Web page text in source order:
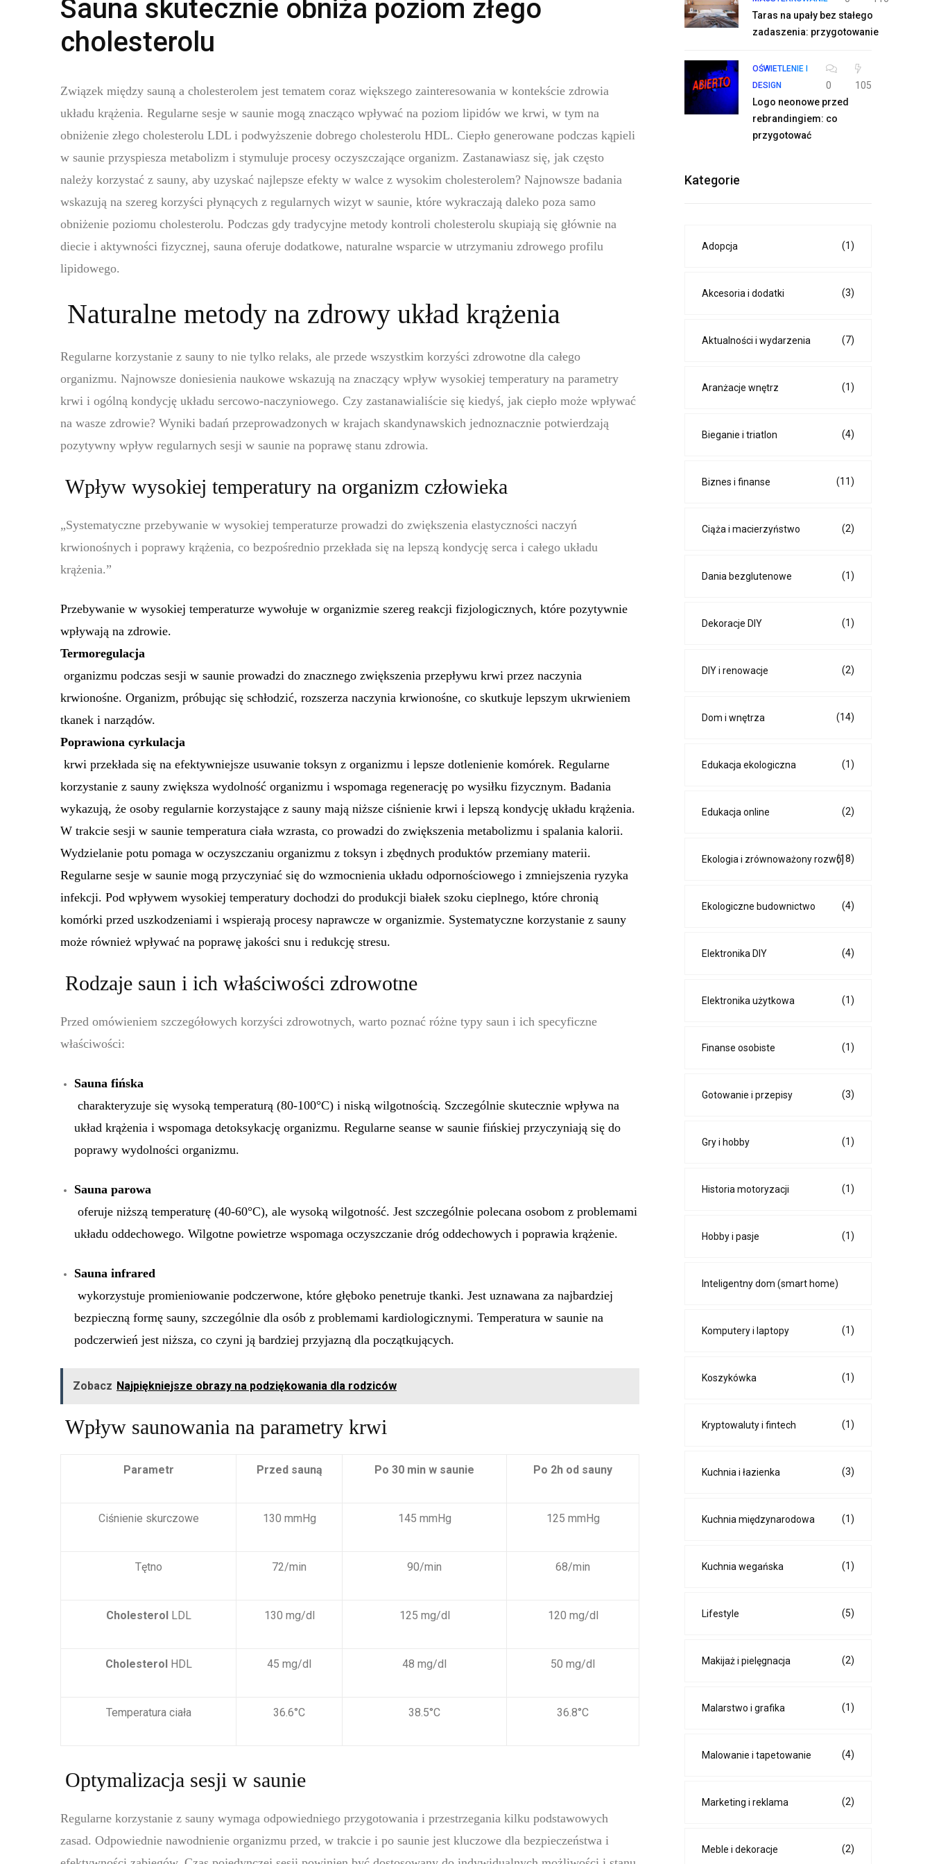
Sauna skutecznie obniża poziom złego
cholesterolu
Związek między sauną a cholesterolem jest tematem coraz większego zainteresowania w kontekście zdrowia
układu krążenia. Regularne sesje w saunie mogą znacząco wpływać na poziom lipidów we krwi, w tym na
obniżenie złego cholesterolu LDL i podwyższenie dobrego cholesterolu HDL. Ciepło generowane podczas kąpieli
w saunie przyspiesza metabolizm i stymuluje procesy oczyszczające organizm. Zastanawiasz się, jak często
należy korzystać z sauny, aby uzyskać najlepsze efekty w walce z wysokim cholesterolem? Najnowsze badania
wskazują na szereg korzyści płynących z regularnych wizyt w saunie, które wykraczają daleko poza samo
obniżenie poziomu cholesterolu. Podczas gdy tradycyjne metody kontroli cholesterolu skupiają się głównie na
diecie i aktywności fizycznej, sauna oferuje dodatkowe, naturalne wsparcie w utrzymaniu zdrowego profilu
lipidowego.
Naturalne metody na zdrowy układ krążenia
Regularne korzystanie z sauny to nie tylko relaks, ale przede wszystkim korzyści zdrowotne dla całego
organizmu. Najnowsze doniesienia naukowe wskazują na znaczący wpływ wysokiej temperatury na parametry
krwi i ogólną kondycję układu sercowo-naczyniowego. Czy zastanawialiście się kiedyś, jak ciepło może wpływać
na wasze zdrowie? Wyniki badań przeprowadzonych w krajach skandynawskich jednoznacznie potwierdzają
pozytywny wpływ regularnych sesji w saunie na poprawę stanu zdrowia.
Wpływ wysokiej temperatury na organizm człowieka
„Systematyczne przebywanie w wysokiej temperaturze prowadzi do zwiększenia elastyczności naczyń
krwionośnych i poprawy krążenia, co bezpośrednio przekłada się na lepszą kondycję serca i całego układu
krążenia.”
Przebywanie w wysokiej temperaturze wywołuje w organizmie szereg reakcji fizjologicznych, które pozytywnie
wpływają na zdrowie.
Termoregulacja
organizmu podczas sesji w saunie prowadzi do znacznego zwiększenia przepływu krwi przez naczynia
krwionośne. Organizm, próbując się schłodzić, rozszerza naczynia krwionośne, co skutkuje lepszym ukrwieniem
tkanek i narządów.
Poprawiona cyrkulacja
krwi przekłada się na efektywniejsze usuwanie toksyn z organizmu i lepsze dotlenienie komórek. Regularne
korzystanie z sauny zwiększa wydolność organizmu i wspomaga regenerację po wysiłku fizycznym. Badania
wykazują, że osoby regularnie korzystające z sauny mają niższe ciśnienie krwi i lepszą kondycję układu krążenia.
W trakcie sesji w saunie temperatura ciała wzrasta, co prowadzi do zwiększenia metabolizmu i spalania kalorii.
Wydzielanie potu pomaga w oczyszczaniu organizmu z toksyn i zbędnych produktów przemiany materii.
Regularne sesje w saunie mogą przyczyniać się do wzmocnienia układu odpornościowego i zmniejszenia ryzyka
infekcji. Pod wpływem wysokiej temperatury dochodzi do produkcji białek szoku cieplnego, które chronią
komórki przed uszkodzeniami i wspierają procesy naprawcze w organizmie. Systematyczne korzystanie z sauny
może również wpływać na poprawę jakości snu i redukcję stresu.
Rodzaje saun i ich właściwości zdrowotne
Przed omówieniem szczegółowych korzyści zdrowotnych, warto poznać różne typy saun i ich specyficzne
właściwości:
Sauna fińska
charakteryzuje się wysoką temperaturą (80-100°C) i niską wilgotnością. Szczególnie skutecznie wpływa na
układ krążenia i wspomaga detoksykację organizmu. Regularne seanse w saunie fińskiej przyczyniają się do
poprawy wydolności organizmu.
Sauna parowa
oferuje niższą temperaturę (40-60°C), ale wysoką wilgotność. Jest szczególnie polecana osobom z problemami
układu oddechowego. Wilgotne powietrze wspomaga oczyszczanie dróg oddechowych i poprawia krążenie.
Sauna infrared
wykorzystuje promieniowanie podczerwone, które głęboko penetruje tkanki. Jest uznawana za najbardziej
bezpieczną formę sauny, szczególnie dla osób z problemami kardiologicznymi. Temperatura w saunie na
podczerwień jest niższa, co czyni ją bardziej przyjazną dla początkujących.
Zobacz Najpiękniejsze obrazy na podziękowania dla rodziców
Wpływ saunowania na parametry krwi
Parametr Przed sauną Po 30 min w saunie Po 2h od sauny
Ciśnienie skurczowe 130 mmHg 145 mmHg 125 mmHg
Tętno 72/min 90/min 68/min
Cholesterol LDL 130 mg/dl 125 mg/dl 120 mg/dl
Cholesterol HDL 45 mg/dl 48 mg/dl 50 mg/dl
Temperatura ciała 36.6°C 38.5°C 36.8°C
Optymalizacja sesji w saunie
Regularne korzystanie z sauny wymaga odpowiedniego przygotowania i przestrzegania kilku podstawowych
zasad. Odpowiednie nawodnienie organizmu przed, w trakcie i po saunie jest kluczowe dla bezpieczeństwa i
Taras na upały bez stałego
zadaszenia: przygotowanie
OŚWIETLENIE I
DESIGN
0
105
Logo neonowe przed
rebrandingiem: co
przygotować
Kategorie
Adopcja (1)
Akcesoria i dodatki (3)
Aktualności i wydarzenia (7)
Aranżacje wnętrz (1)
Bieganie i triatlon (4)
Biznes i finanse (11)
Ciąża i macierzyństwo (2)
Dania bezglutenowe (1)
Dekoracje DIY (1)
DIY i renowacje (2)
Dom i wnętrza (14)
Edukacja ekologiczna (1)
Edukacja online (2)
Ekologia i zrównoważony rozwój(18)
Ekologiczne budownictwo (4)
Elektronika DIY (4)
Elektronika użytkowa (1)
Finanse osobiste (1)
Gotowanie i przepisy (3)
Gry i hobby (1)
Historia motoryzacji (1)
Hobby i pasje (1)
Inteligentny dom (smart home)
Komputery i laptopy (1)
Koszykówka (1)
Kryptowaluty i fintech (1)
Kuchnia i łazienka (3)
Kuchnia międzynarodowa (1)
Kuchnia wegańska (1)
Lifestyle (5)
Makijaż i pielęgnacja (2)
Malarstwo i grafika (1)
Malowanie i tapetowanie (4)
Marketing i reklama (2)
Meble i dekoracje (2)